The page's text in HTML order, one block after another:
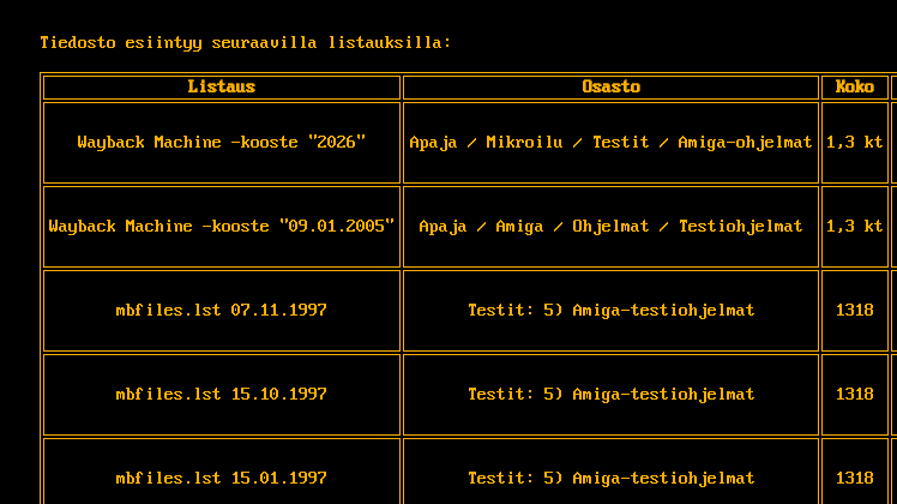
Tiedosto esiintyy seuraavilla listauksilla:
Listaus Osasto Koko
Wayback Machine -kooste "2026" Apaja / Mikroilu / Testit / Amiga-ohjelmat 1,3 kt
Wayback Machine -kooste "09.01.2005" Apaja / Amiga / Ohjelmat / Testiohjelmat 1,3 kt
mbfiles.lst 07.11.1997 Testit: 5) Amiga-testiohjelmat 1318
mbfiles.lst 15.10.1997 Testit: 5) Amiga-testiohjelmat 1318
mbfiles.lst 15.01.1997 Testit: 5) Amiga-testiohjelmat 1318